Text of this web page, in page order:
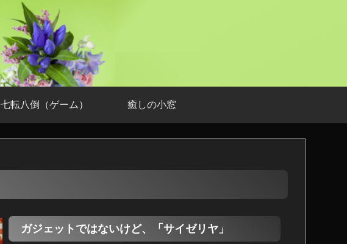
七転八倒（ゲーム） 癒しの小窓
ガジェットではないけど、「サイゼリヤ」